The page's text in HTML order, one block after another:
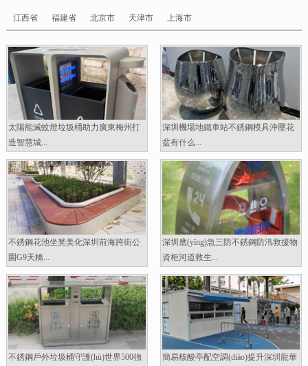
江西省 福建省 北京市 天津市 上海市
太陽能滅蚊燈垃圾桶助力廣東梅州打
造智慧城...
深圳機場地鐵車站不銹鋼模具沖壓花
盆有什么...
不銹鋼花池坐凳美化深圳前海跨街公
園G9天橋...
深圳應(yīng)急三防不銹鋼防汛救援物
資柜河道救生...
不銹鋼戶外垃圾桶守護(hù)世界500強
簡易核酸亭配空調(diào)提升深圳龍華